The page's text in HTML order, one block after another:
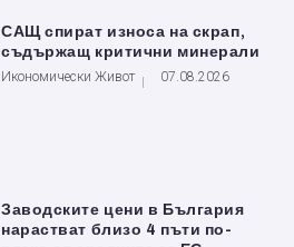
САЩ спират износа на скрап,
съдържащ критични минерали
Икономически Живот 07.08.2026
Заводските цени в България
нарастват близо 4 пъти по-